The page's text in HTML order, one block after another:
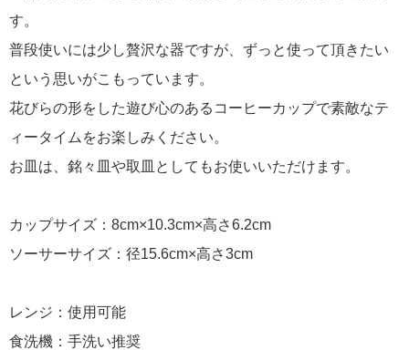
す。
普段使いには少し贅沢な器ですが、ずっと使って頂きたい
という思いがこもっています。
花びらの形をした遊び心のあるコーヒーカップで素敵なテ
ィータイムをお楽しみください。
お皿は、銘々皿や取皿としてもお使いいただけます。
カップサイズ：8cm×10.3cm×高さ6.2cm
ソーサーサイズ：径15.6cm×高さ3cm
レンジ：使用可能
食洗機：手洗い推奨